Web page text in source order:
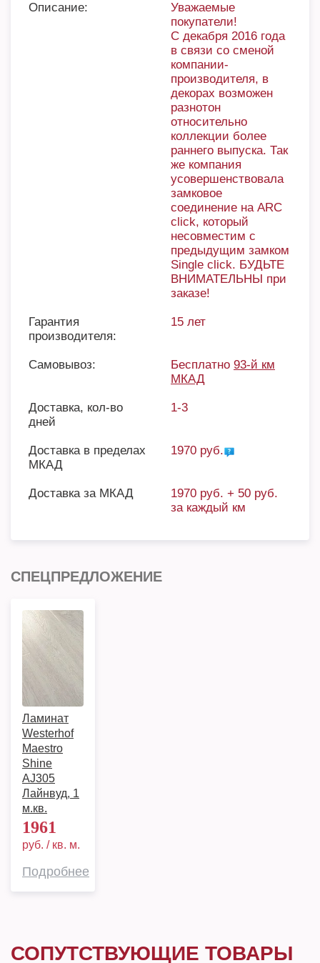
Описание:
Уважаемые
покупатели!
С декабря 2016 года
в связи со сменой
компании-
производителя, в
декорах возможен
разнотон
относительно
коллекции более
раннего выпуска. Так
же компания
усовершенствовала
замковое
соединение на ARC
click, который
несовместим с
предыдущим замком
Single click. БУДЬТЕ
ВНИМАТЕЛЬНЫ при
заказе!
Гарантия
производителя:
15 лет
Самовывоз: Бесплатно 93-й км
МКАД
Доставка, кол-во
дней
1-3
Доставка в пределах
МКАД
1970 руб.
Доставка за МКАД
1970 руб. + 50 руб.
за каждый км
СПЕЦПРЕДЛОЖЕНИЕ
Ламинат
Westerhof
Maestro
Shine
AJ305
Лайнвуд, 1
м.кв.
1961
руб. / кв. м.
Подробнее
СОПУТСТВУЮЩИЕ ТОВАРЫ